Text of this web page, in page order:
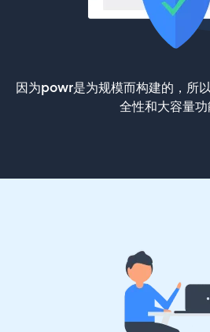
因为powr是为规模而构建的，所
全性和大容量功